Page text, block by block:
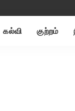
கல்வி குற்றம்